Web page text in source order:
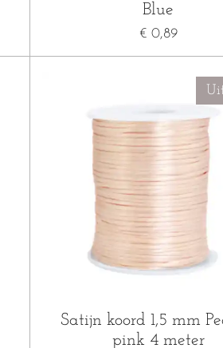
Blue
€ 0,89
Satijn koord 1,5 mm
pink 4 meter